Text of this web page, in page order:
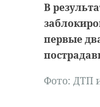
В
первые
Фото: ДТП
Анны
в
военно-
каменка
линия